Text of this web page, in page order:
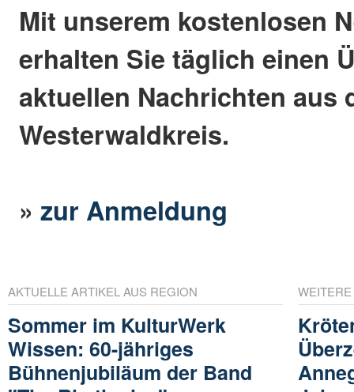
Mit unserem kostenlosen
erhalten Sie täglich einen
aktuellen Nachrichten aus
Westerwaldkreis.
»zur Anmeldung
AKTUELLE ARTIKEL AUS REGION
Sommer im KulturWerk
Wissen: 60-jähriges
Bühnenjubiläum der Band